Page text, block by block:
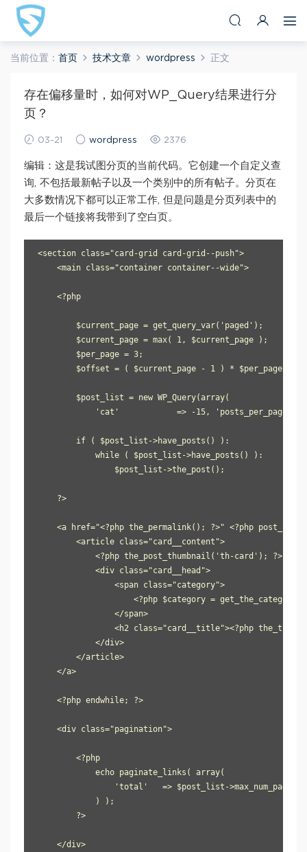
当前位置： 首页 技术文章 wordpress 正文
存在偏移量时，如何对WP_Query结果进行分
页？
03-21 wordpress 2376
编辑：这是我试图分页的当前代码。它创建一个自定义查
询, 不包括最新帖子以及一个类别中的所有帖子。分页在
大多数情况下都可以正常工作, 但是问题是分页列表中的
最后一个链接将我带到了空白页。
<section class="card-grid card-grid--push">
    <main class="container container--wide">
    <?php
        $current_page = get_query_var('paged');
        $current_page = max( 1, $current_page );
        $per_page = 3;
        $offset = ( $current_page - 1 ) * $per_page + 1;
        $post_list = new WP_Query(array(
'cat'            => -15, 'posts_per_page'
        if ( $post_list->have_posts() ):
            while ( $post_list->have_posts() ):
                $post_list->the_post();
    ?>
<a href="<?php the_permalink(); ?>" <?php
        <article class="card__content">
            <?php the_post_thumbnail('th-card'); ?>
            <div class="card__head">
                <span class="category">
<?php $category =
                </span>
<h2 class="card__title"><?php
            </div>
        </article>
    </a>
    <?php endwhile; ?>
    <div class="pagination">
        <?php
            echo paginate_links( array(
'total'   => $post_list-
            ) );
        ?>
    </div>